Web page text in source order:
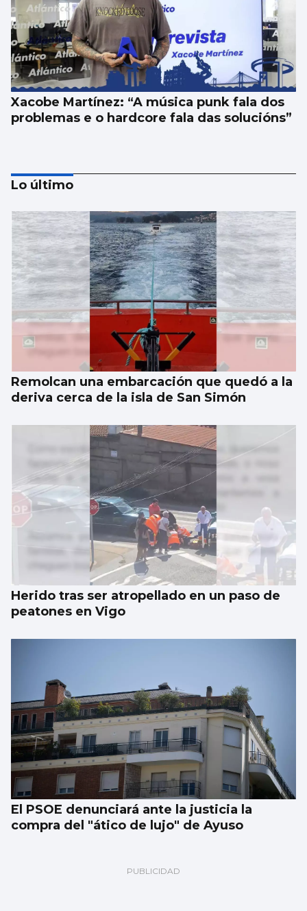
Xacobe Martínez: “A música punk fala dos
problemas e o hardcore fala das solucións”
Una carrera con calma en la meta
Lo último
Remolcan una embarcación que quedó a la
deriva cerca de la isla de San Simón
Herido tras ser atropellado en un paso de
peatones en Vigo
El PSOE denunciará ante la justicia la
compra del "ático de lujo" de Ayuso